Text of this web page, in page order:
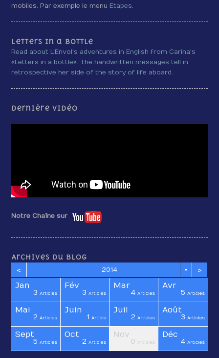
mobiles. Par exemple le menu Etapes.
Letters in a bottle
Read about L'Envol's adventures in English from Carina's
«Letters in a bottle». The handwritten messages tell in
retrospective her side of the story of life aboard.
Dernière vidéo
Notre Chaîne sur
Archives du blog
< 2014 ▼ >
Jan
3 Articles
Fév
3 Articles
Mar
4 Articles
Avr
5 Articles
Mai
2 Articles
Juin
1 Article
Juil
2 Articles
Août
3 Articles
Sept
5 Articles
Oct
2 Articles
Nov
0 Articles
Déc
4 Articles